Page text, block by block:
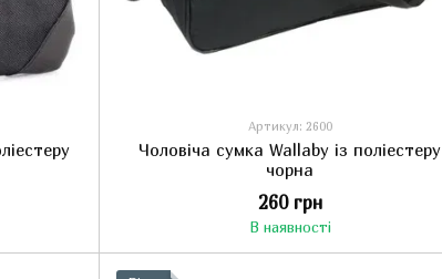
Артикул: 2600
Чоловіча сумка Wallaby із поліестеру
чорна
260 грн
В наявності